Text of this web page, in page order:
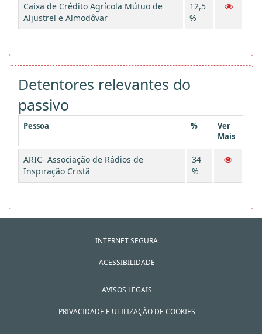
Caixa de Crédito Agrícola Mútuo de
Aljustrel e Almodôvar
12,5
%
Detentores relevantes do
passivo
Pessoa %
Ver
Mais
ARIC- Associação de Rádios de
Inspiração Cristã
34
%
INTERNET SEGURA
ACESSIBILIDADE
AVISOS LEGAIS
PRIVACIDADE E UTILIZAÇÃO DE COOKIES